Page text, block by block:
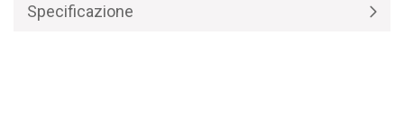
Specificazione